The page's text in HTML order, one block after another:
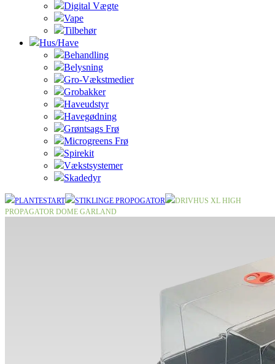
Digital Vægte
Vape
Tilbehør
Hus/Have
Behandling
Belysning
Gro-Vækstmedier
Grobakker
Haveudstyr
Havegødning
Grøntsags Frø
Microgreens Frø
Spirekit
Vækstsystemer
Skadedyr
PLANTESTART STIKLINGE PROPOGATOR
DRIVHUS XL HIGH
PROPAGATOR DOME GARLAND